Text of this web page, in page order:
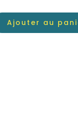
Ajouter au